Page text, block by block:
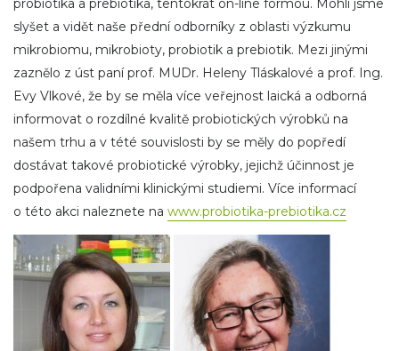
probiotika a prebiotika, tentokrát on-line formou. Mohli jsme
slyšet a vidět naše přední odborníky z oblasti výzkumu
mikrobiomu, mikrobioty, probiotik a prebiotik. Mezi jinými
zaznělo z úst paní prof. MUDr. Heleny Tláskalové a prof. Ing.
Evy Vlkové, že by se měla více veřejnost laická a odborná
informovat o rozdílné kvalitě probiotických výrobků na
našem trhu a v tété souvislosti by se měly do popředí
dostávat takové probiotické výrobky, jejichž účinnost je
podpořena validními klinickými studiemi. Více informací
o této akci naleznete na www.probiotika-prebiotika.cz